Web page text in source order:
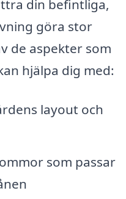
din befintliga,
göra stor
de aspekter som
hjälpa dig med:
layout och
som passar